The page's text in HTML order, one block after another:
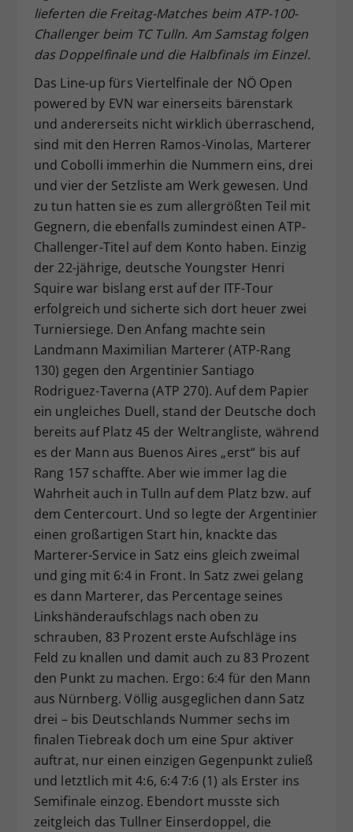
lieferten die Freitag-Matches beim ATP-100-
Challenger beim TC Tulln. Am Samstag folgen
das Doppelfinale und die Halbfinals im Einzel.
Das Line-up fürs Viertelfinale der NÖ Open
powered by EVN war einerseits bärenstark
und andererseits nicht wirklich überraschend,
sind mit den Herren Ramos-Vinolas, Marterer
und Cobolli immerhin die Nummern eins, drei
und vier der Setzliste am Werk gewesen. Und
zu tun hatten sie es zum allergrößten Teil mit
Gegnern, die ebenfalls zumindest einen ATP-
Challenger-Titel auf dem Konto haben. Einzig
der 22-jährige, deutsche Youngster Henri
Squire war bislang erst auf der ITF-Tour
erfolgreich und sicherte sich dort heuer zwei
Turniersiege. Den Anfang machte sein
Landmann Maximilian Marterer (ATP-Rang
130) gegen den Argentinier Santiago
Rodriguez-Taverna (ATP 270). Auf dem Papier
ein ungleiches Duell, stand der Deutsche doch
bereits auf Platz 45 der Weltrangliste, während
es der Mann aus Buenos Aires „erst“ bis auf
Rang 157 schaffte. Aber wie immer lag die
Wahrheit auch in Tulln auf dem Platz bzw. auf
dem Centercourt. Und so legte der Argentinier
einen großartigen Start hin, knackte das
Marterer-Service in Satz eins gleich zweimal
und ging mit 6:4 in Front. In Satz zwei gelang
es dann Marterer, das Percentage seines
Linkshänderaufschlags nach oben zu
schrauben, 83 Prozent erste Aufschläge ins
Feld zu knallen und damit auch zu 83 Prozent
den Punkt zu machen. Ergo: 6:4 für den Mann
aus Nürnberg. Völlig ausgeglichen dann Satz
drei – bis Deutschlands Nummer sechs im
finalen Tiebreak doch um eine Spur aktiver
auftrat, nur einen einzigen Gegenpunkt zuließ
und letztlich mit 4:6, 6:4 7:6 (1) als Erster ins
Semifinale einzog. Ebendort musste sich
zeitgleich das Tullner Einserdoppel, die
Dieser Wert speichert Ihre Consent-
Einstellungen. Unter anderem eine
zufällig generierte ID, für die
vorgenommen Einstellungen, falls der
Webseiten-Betreiber dies eingestellt
hat.